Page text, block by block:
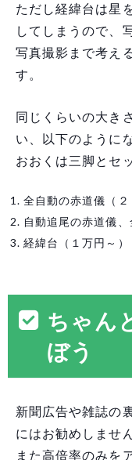
ただし経緯台は星
してしまうので、
写真撮影まで考え
す。
同じくらいの大き
い、以下のように
おおくは三脚とセ
全自動の赤道儀（２
自動追尾の赤道儀
経緯台（１万円～）
ちゃん
ぼう
新聞広告や雑誌の
にはお勧めしません
また高倍率のみを